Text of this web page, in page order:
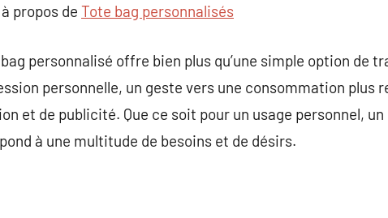
propos de Tote bag personnalisés
personnalisé offre bien plus qu’une simple option de
personnelle, un geste vers une consommation plus
et de publicité. Que ce soit pour un usage personnel,
à une multitude de besoins et de désirs.